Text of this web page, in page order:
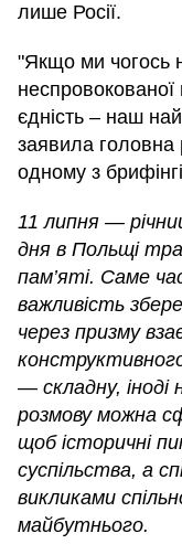
лише Росії.
"Якщо ми чогось
неспровокованої
єдність – наш
заявила головна
одному з
11 липня —
дня в Польщі
пам’яті. Саме
важливість
через призму
— складну, іноді
розмову можна
щоб історичні
суспільства, а
викликами
майбутнього.